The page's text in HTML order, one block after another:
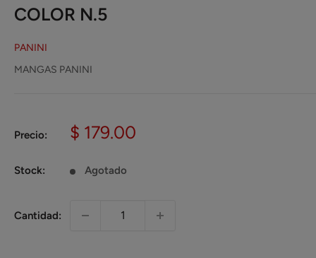
COLOR N.5
PANINI
MANGAS PANINI
Precio:
Precio
venta
$ 179.00
Stock: Agotado
Cantidad: